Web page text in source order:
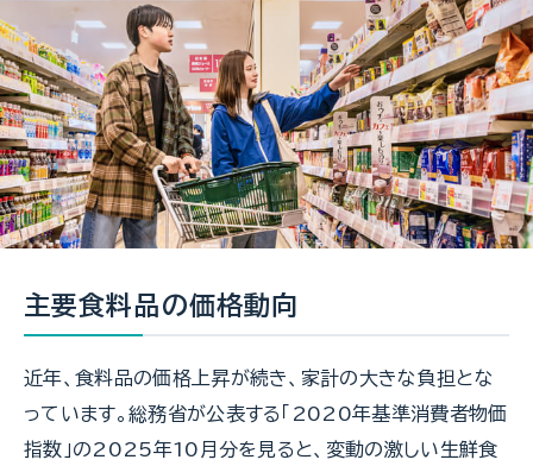
主要食料品の価格動向
近年、食料品の価格上昇が続き、家計の大きな負担とな
っています。総務省が公表する「2020年基準消費者物価
指数」の2025年10月分を見ると、変動の激しい生鮮食